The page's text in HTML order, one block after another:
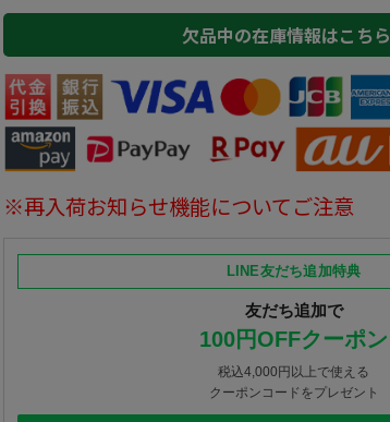
欠品中の在庫情報はこちら
※再入荷お知らせ機能についてご注意
LINE友だち追加特典
友だち追加で
100円OFFクーポン
税込4,000円以上で使える
クーポンコードをプレゼント